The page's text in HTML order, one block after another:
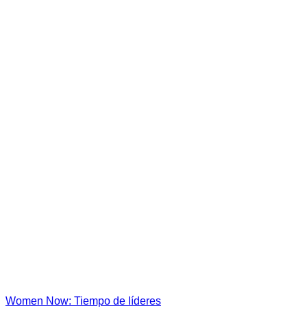
Women Now: Tiempo de líderes